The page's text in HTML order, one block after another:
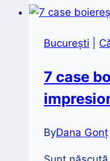
București
7 case
ByDana Gonț